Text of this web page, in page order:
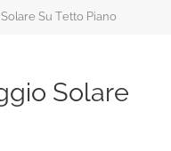
Su Tetto Piano
Solare